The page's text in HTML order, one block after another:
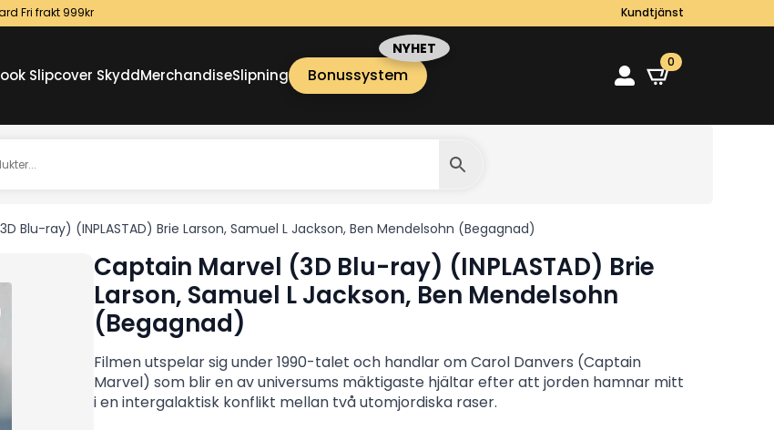
Fri frakt 999kr Kundtjänst
Slipcover SkyddMerchandiseSlipning Bonussystem
0
Blu-ray) (INPLASTAD) Brie Larson, Samuel L Jackson, Ben Mendelsohn (Begagnad)
Captain Marvel (3D Blu-ray) (INPLASTAD) Brie
Larson, Samuel L Jackson, Ben Mendelsohn
(Begagnad)
Filmen utspelar sig under 1990-talet och handlar om Carol Danvers (Captain
Marvel) som blir en av universums mäktigaste hjältar efter att jorden hamnar mitt
i en intergalaktisk konflikt mellan två utomjordiska raser.